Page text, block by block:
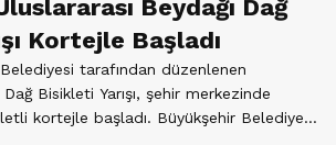
Beydağı Dağ
Kortejle Başladı
tarafından düzenlenen
Dağ Bisikleti Yarışı, şehir merkezinde
kortejle başladı. Büyükşehir Belediye